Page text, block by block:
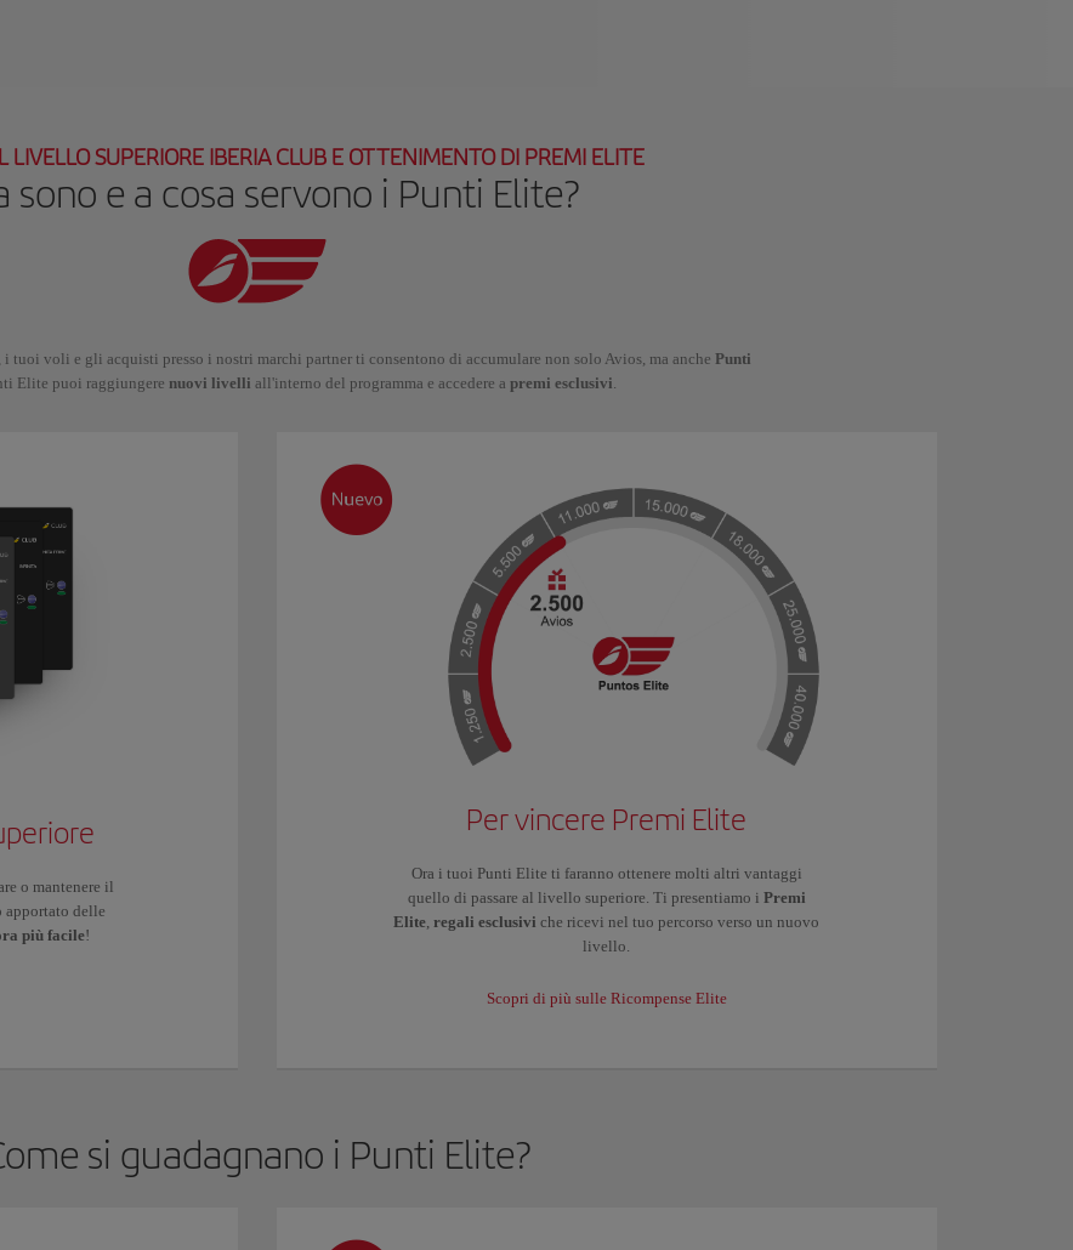
LIVELLO SUPERIORE IBERIA CLUB E OTTENIMENTO DI PREMI ELITE
sono e a cosa servono i Punti Elite?
tuoi voli e gli acquisti presso i nostri marchi partner ti consentono di accumulare non solo Avios, ma anche Punti
Elite puoi raggiungere nuovi livelli all'interno del programma e accedere a premi esclusivi.
o mantenere il
delle
più facile!
Per vincere Premi Elite
Ora i tuoi Punti Elite ti faranno ottenere molti altri vantaggi
quello di passare al livello superiore. Ti presentiamo i Premi
Elite ,regali esclusivi che ricevi nel tuo percorso verso un nuovo
livello.
Scopri di più sulle Ricompense Elite
si guadagnano i Punti Elite?